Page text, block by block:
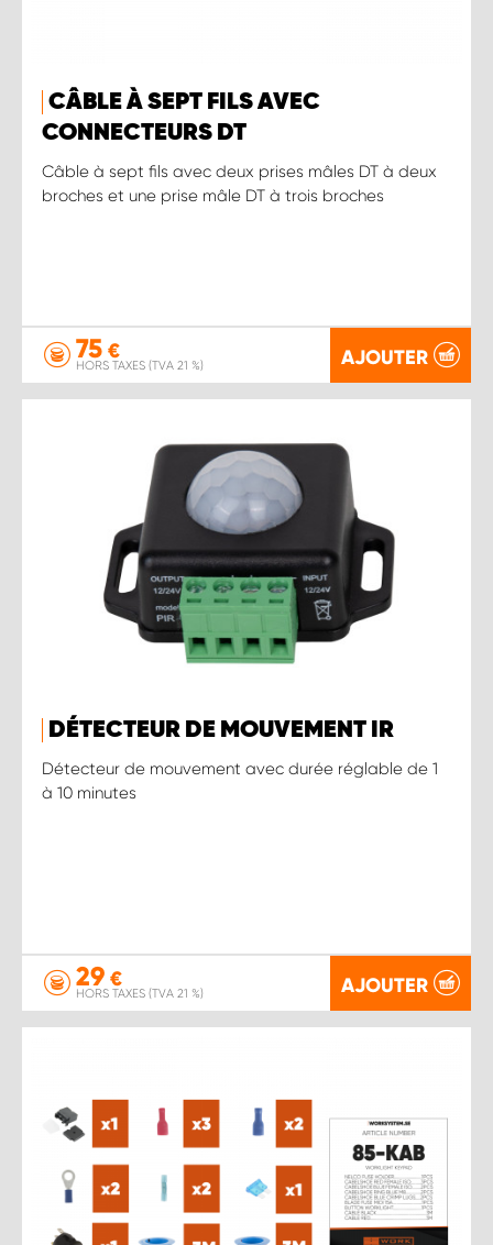
CÂBLE À SEPT FILS AVEC
CONNECTEURS DT
Câble à sept fils avec deux prises mâles DT à deux
broches et une prise mâle DT à trois broches
75 €
HORS TAXES (TVA 21 %) AJOUTER
DÉTECTEUR DE MOUVEMENT IR
Détecteur de mouvement avec durée réglable de 1
à 10 minutes
29 €
HORS TAXES (TVA 21 %) AJOUTER